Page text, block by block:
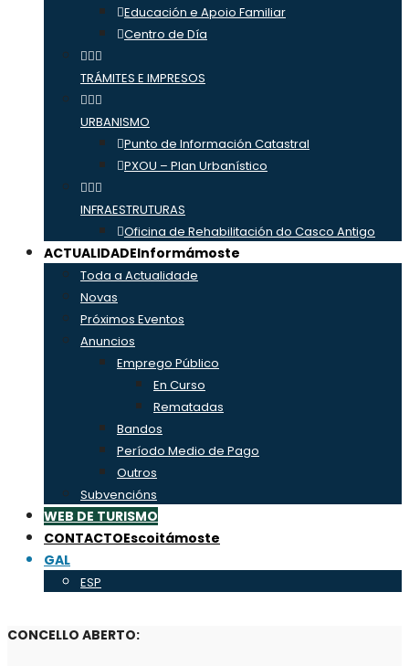
Educación e Apoio Familiar
Centro de Día
TRÁMITES E IMPRESOS
URBANISMO
Punto de Información Catastral
PXOU – Plan Urbanístico
INFRAESTRUTURAS
Oficina de Rehabilitación do Casco Antigo
ACTUALIDADEInformámoste
Toda a Actualidade
Novas
Próximos Eventos
Anuncios
Emprego Público
En Curso
Rematadas
Bandos
Período Medio de Pago
Outros
Subvencións
WEB DE TURISMO
CONTACTOEscoitámoste
GAL
ESP
CONCELLO ABERTO: